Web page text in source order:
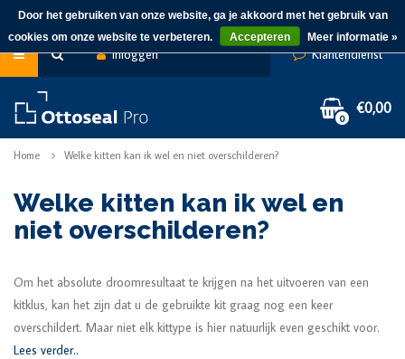
Inloggen Klantendienst
0
€0,00
Home Welke kitten kan ik wel en niet overschilderen?
Welke kitten kan ik wel en
niet overschilderen?
Om het absolute droomresultaat te krijgen na het uitvoeren van een
kitklus, kan het zijn dat u de gebruikte kit graag nog een keer
overschildert. Maar niet elk kittype is hier natuurlijk even geschikt voor.
Lees verder..
Door het gebruiken van onze website, ga je akkoord met het gebruik van
cookies om onze website te verbeteren.
Accepteren Meer informatie »